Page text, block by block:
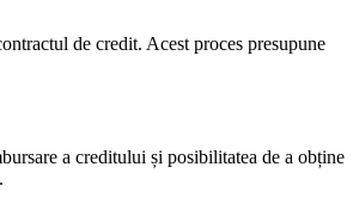
de credit. Acest proces presupune
a creditului și posibilitatea de a obține